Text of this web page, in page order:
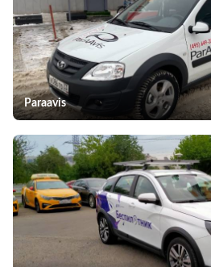
Paraavis